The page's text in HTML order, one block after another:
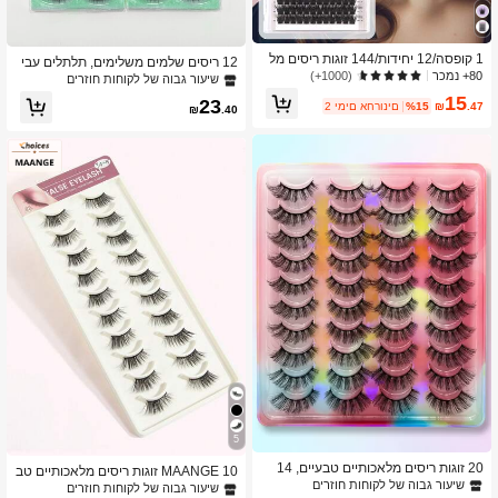
1 קופסה/12 יחידות/144 זוגות ריסים מל
אכותיים ארוכים במיוחד מסיבים טבעיים
אשכולות ריסים, אשכולות ריסים, ריסים ב
80+ נמכר (1000+)
₪15.47
%15 2 ימים אחרונים
20 זוגות ריסים מלאכותיים טבעיים, 14
מ"מ ריסים מגנטיים מתולתלים ומלאי נפ
שיעור גבוה של לקוחות חוזרים
12 ריסים שלמים משלימים, תלתלים עבי
ם, 15 מ"מ, ריסים מלאכותיים דקים ורכי
ריסים מלאכותיים
שיעור גבוה של לקוחות חוזרים
₪23.40
5
MAANGE 10 זוגות ריסים מלאכותיים טב
עיים לחצי עין, עבים, מסולסלים ואווריריי
שיעור גבוה של לקוחות חוזרים